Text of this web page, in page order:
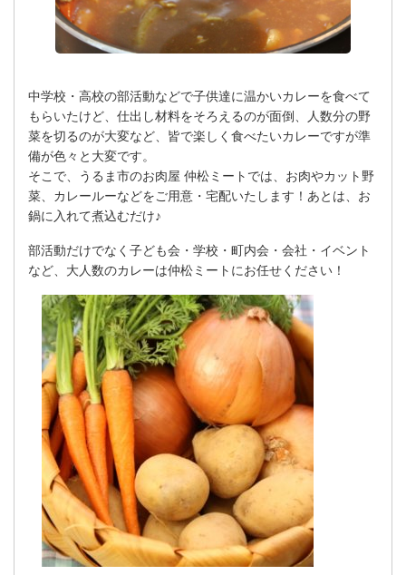
中学校・高校の部活動などで子供達に温かいカレーを食べて
もらいたけど、仕出し材料をそろえるのが面倒、人数分の野
菜を切るのが大変など、皆で楽しく食べたいカレーですが準
備が色々と大変です。
そこで、うるま市のお肉屋 仲松ミートでは、お肉やカット野
菜、カレールーなどをご用意・宅配いたします！あとは、お
鍋に入れて煮込むだけ♪
部活動だけでなく子ども会・学校・町内会・会社・イベント
など、大人数のカレーは仲松ミートにお任せください！